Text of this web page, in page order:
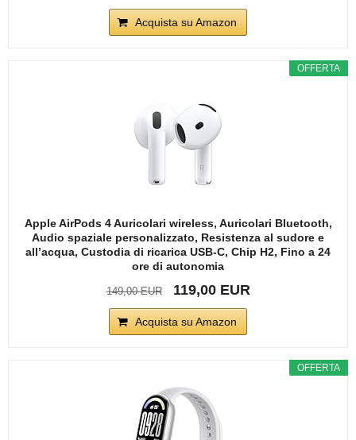
Acquista su Amazon
OFFERTA
Apple AirPods 4 Auricolari wireless, Auricolari Bluetooth,
Audio spaziale personalizzato, Resistenza al sudore e
all’acqua, Custodia di ricarica USB-C, Chip H2, Fino a 24
ore di autonomia
149,00 EUR 119,00 EUR
Acquista su Amazon
OFFERTA